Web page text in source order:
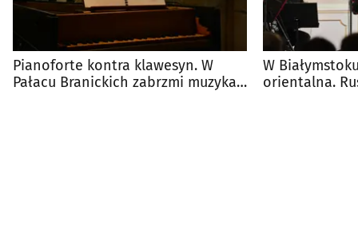
Pianoforte kontra klawesyn. W
Pałacu Branickich zabrzmi muzyka
W
orientalna.